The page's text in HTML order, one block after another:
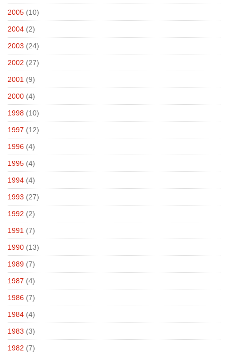
2005 (10)
2004 (2)
2003 (24)
2002 (27)
2001 (9)
2000 (4)
1998 (10)
1997 (12)
1996 (4)
1995 (4)
1994 (4)
1993 (27)
1992 (2)
1991 (7)
1990 (13)
1989 (7)
1987 (4)
1986 (7)
1984 (4)
1983 (3)
1982 (7)